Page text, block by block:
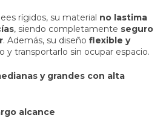
rígidos, su material no lastima
, siendo completamente seguro
. Además, su diseño flexible y
y transportarlo sin ocupar espacio.
y grandes con alta
alcance